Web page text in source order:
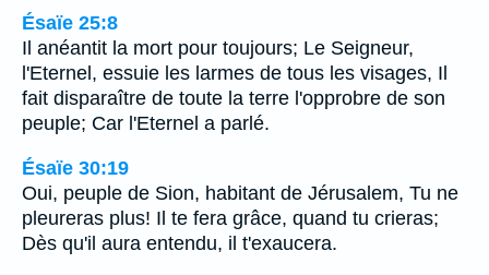
Ésaïe 25:8
Il anéantit la mort pour toujours; Le Seigneur,
l'Eternel, essuie les larmes de tous les visages, Il
fait disparaître de toute la terre l'opprobre de son
peuple; Car l'Eternel a parlé.
Ésaïe 30:19
Oui, peuple de Sion, habitant de Jérusalem, Tu ne
pleureras plus! Il te fera grâce, quand tu crieras;
Dès qu'il aura entendu, il t'exaucera.